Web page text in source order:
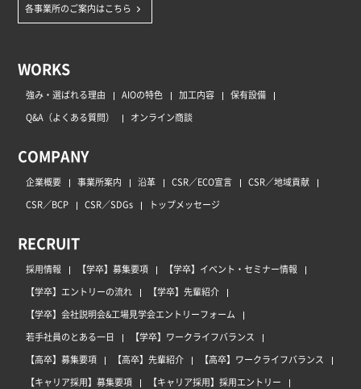
各事業所のご案内はこちら
WORKS
強み・選ばれる理由 AIOの特色 加工内容
保有設備
Q&A（よくある質問）
オンライン商談
COMPANY
企業概要 事業所案内 沿革 CSR／ECO宣言
CSR／地域貢献
CSR／BCP
CSR／SDGs トップメッセージ
RECRUIT
採用情報 【学卒】募集要項
【学卒】イベント・セミナー情報
【学卒】エントリーの流れ
【学卒】先輩紹介
【学卒】会社説明会&工場見学会エントリーフォーム
若手社員のとある一日
【学卒】ワークライフバランス
【高卒】募集要項
【高卒】先輩紹介
【高卒】ワークライフバランス
【キャリア採用】募集要項
【キャリア採用】採用エントリー